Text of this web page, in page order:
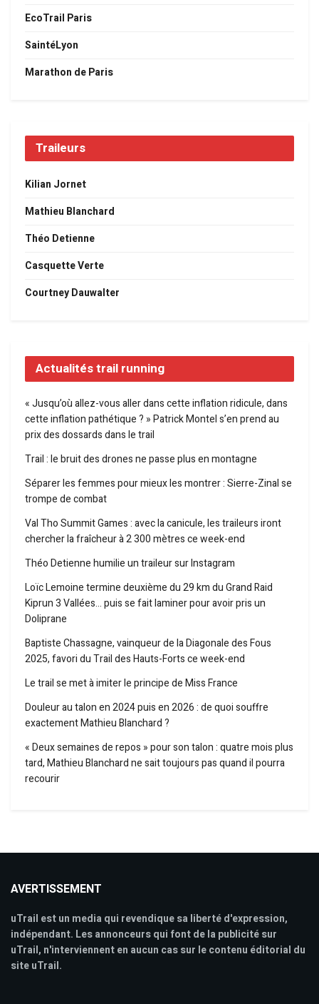
EcoTrail Paris
SaintéLyon
Marathon de Paris
Traileurs
Kilian Jornet
Mathieu Blanchard
Théo Detienne
Casquette Verte
Courtney Dauwalter
Actualités trail running
« Jusqu’où allez-vous aller dans cette inflation ridicule, dans
cette inflation pathétique ? » Patrick Montel s’en prend au
prix des dossards dans le trail
Trail : le bruit des drones ne passe plus en montagne
Séparer les femmes pour mieux les montrer : Sierre-Zinal se
trompe de combat
Val Tho Summit Games : avec la canicule, les traileurs iront
chercher la fraîcheur à 2 300 mètres ce week-end
Théo Detienne humilie un traileur sur Instagram
Loïc Lemoine termine deuxième du 29 km du Grand Raid
Kiprun 3 Vallées… puis se fait laminer pour avoir pris un
Doliprane
Baptiste Chassagne, vainqueur de la Diagonale des Fous
2025, favori du Trail des Hauts-Forts ce week-end
Le trail se met à imiter le principe de Miss France
Douleur au talon en 2024 puis en 2026 : de quoi souffre
exactement Mathieu Blanchard ?
« Deux semaines de repos » pour son talon : quatre mois plus
tard, Mathieu Blanchard ne sait toujours pas quand il pourra
recourir
AVERTISSEMENT
uTrail est un media qui revendique sa liberté d'expression,
indépendant. Les annonceurs qui font de la publicité sur
uTrail, n'interviennent en aucun cas sur le contenu éditorial du
site uTrail.